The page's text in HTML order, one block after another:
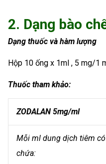
2. Dạng bào
Dạng thuốc và hàm lượng
Hộp 10 ống x 1ml , 5 mg/1
Thuốc tham khảo:
ZODALAN 5mg/ml
Mỗi ml dung dịch tiêm có
chứa: